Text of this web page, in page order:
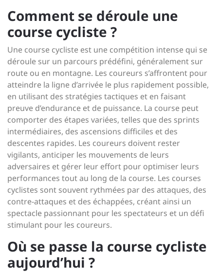
Comment se déroule une
course cycliste ?
Une course cycliste est une compétition intense qui se
déroule sur un parcours prédéfini, généralement sur
route ou en montagne. Les coureurs s’affrontent pour
atteindre la ligne d’arrivée le plus rapidement possible,
en utilisant des stratégies tactiques et en faisant
preuve d’endurance et de puissance. La course peut
comporter des étapes variées, telles que des sprints
intermédiaires, des ascensions difficiles et des
descentes rapides. Les coureurs doivent rester
vigilants, anticiper les mouvements de leurs
adversaires et gérer leur effort pour optimiser leurs
performances tout au long de la course. Les courses
cyclistes sont souvent rythmées par des attaques, des
contre-attaques et des échappées, créant ainsi un
spectacle passionnant pour les spectateurs et un défi
stimulant pour les coureurs.
Où se passe la course cycliste
aujourd’hui ?